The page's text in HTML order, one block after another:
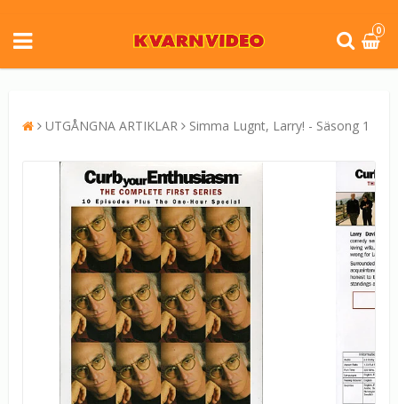
0
UTGÅNGNA ARTIKLAR Simma Lugnt, Larry! - Säsong 1